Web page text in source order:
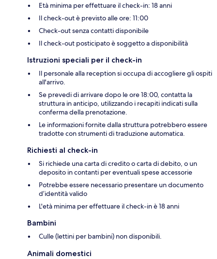
Età minima per effettuare il check-in: 18 anni
Il check-out è previsto alle ore: 11:00
Check-out senza contatti disponibile
Il check-out posticipato è soggetto a disponibilità
Istruzioni speciali per il check-in
Il personale alla reception si occupa di accogliere gli ospiti
all'arrivo.
Se prevedi di arrivare dopo le ore 18:00, contatta la
struttura in anticipo, utilizzando i recapiti indicati sulla
conferma della prenotazione.
Le informazioni fornite dalla struttura potrebbero essere
tradotte con strumenti di traduzione automatica.
Richiesti al check-in
Si richiede una carta di credito o carta di debito, o un
deposito in contanti per eventuali spese accessorie
Potrebbe essere necessario presentare un documento
d’identità valido
L'età minima per effettuare il check-in è 18 anni
Bambini
Culle (lettini per bambini) non disponibili.
Animali domestici